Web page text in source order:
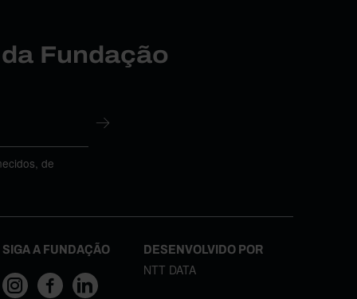
Fundação
de
SIGA A FUNDAÇÃO DESENVOLVIDO POR
NTT DATA